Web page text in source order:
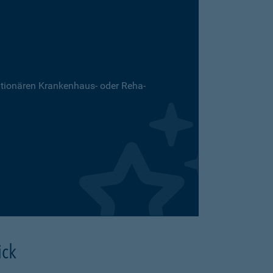
Krankenhaus- oder Reha-